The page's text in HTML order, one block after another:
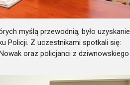
myślą przewodnią, było uzyskanie
Policji. Z uczestnikami spotkali się:
oraz policjanci z dziwnowskiego